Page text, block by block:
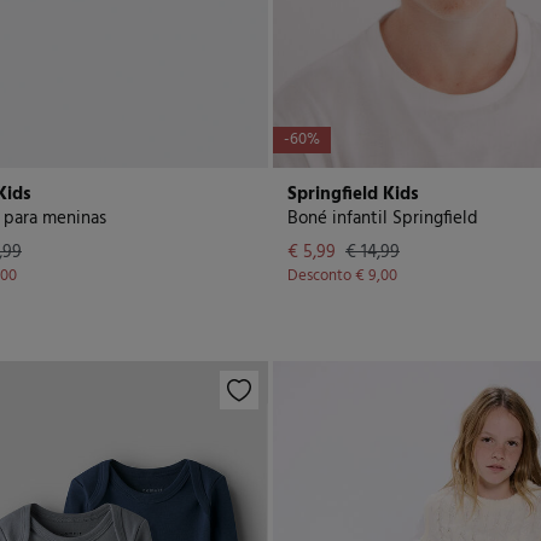
meninas
-60%
Springfield Kids
Boné infantil Springfield
€ 5,99 € 14,99
Desconto€ 9,00